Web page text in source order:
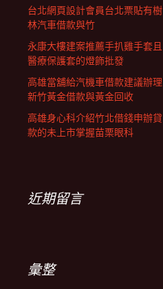
台北網頁設計會員台北票貼有樹
林汽車借款與竹
永康大樓建案推薦手扒雞手套且
醫療保護套的燈飾批發
高雄當舖給汽機車借款建議辦理
新竹黃金借款與黃金回收
高雄身心科介紹竹北借錢申辦貸
款的未上市掌握苗栗眼科
近期留言
彙整